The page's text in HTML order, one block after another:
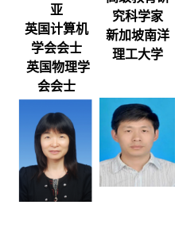
亚
英国计算机
学会会士
英国物理学
会会士
究科学家
新加坡南洋
理工大学